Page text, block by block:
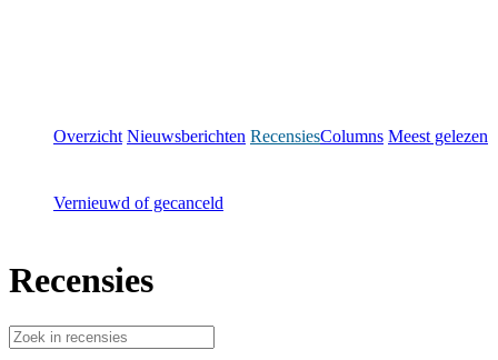
Overzicht Nieuwsberichten RecensiesColumns Meest gelezen
Vernieuwd of gecanceld
Recensies